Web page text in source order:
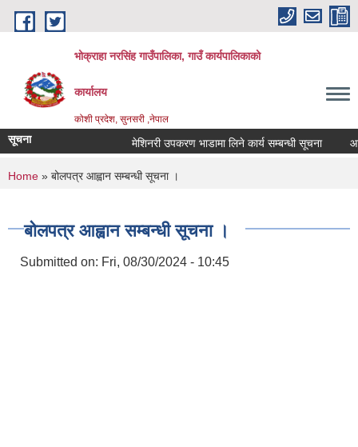
Skip to main content
भोक्राहा नरसिंह गाउँपालिका, गाउँ कार्यपालिकाको
कार्यालय
कोशी प्रदेश, सुनसरी ,नेपाल
सूचना मेशिनरी उपकरण भाडामा लिने कार्य सम्बन्धी सूचना
You are here
Home » बोलपत्र आह्वान सम्बन्धी सूचना ।
बोलपत्र आह्वान सम्बन्धी सूचना ।
Submitted on: Fri, 08/30/2024 - 10:45